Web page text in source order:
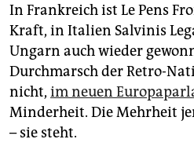
In Frankreich ist Le Pens
Kraft, in Italien Salvinis
Ungarn auch wieder
Durchmarsch der Retro-
nicht, im neuen
Minderheit. Die Mehrheit
– sie steht.